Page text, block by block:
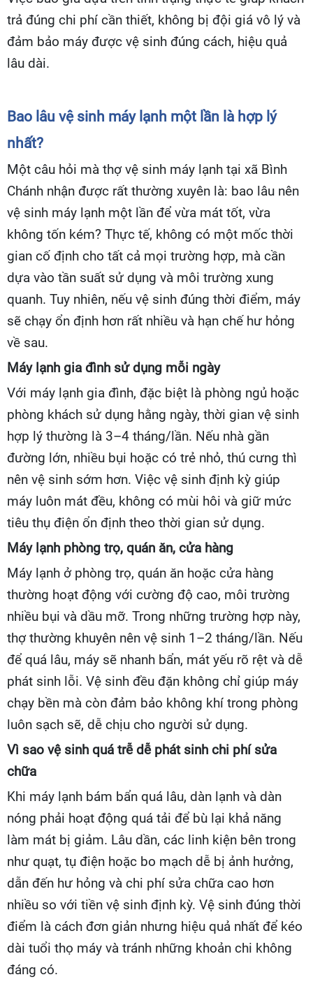
trả đúng chi phí cần thiết, không bị đội giá vô lý và
đảm bảo máy được vệ sinh đúng cách, hiệu quả
lâu dài.
Bao lâu vệ sinh máy lạnh một lần là hợp lý
nhất?
Một câu hỏi mà thợ vệ sinh máy lạnh tại xã Bình
Chánh nhận được rất thường xuyên là: bao lâu nên
vệ sinh máy lạnh một lần để vừa mát tốt, vừa
không tốn kém? Thực tế, không có một mốc thời
gian cố định cho tất cả mọi trường hợp, mà cần
dựa vào tần suất sử dụng và môi trường xung
quanh. Tuy nhiên, nếu vệ sinh đúng thời điểm, máy
sẽ chạy ổn định hơn rất nhiều và hạn chế hư hỏng
về sau.
Máy lạnh gia đình sử dụng mỗi ngày
Với máy lạnh gia đình, đặc biệt là phòng ngủ hoặc
phòng khách sử dụng hằng ngày, thời gian vệ sinh
hợp lý thường là 3–4 tháng/lần. Nếu nhà gần
đường lớn, nhiều bụi hoặc có trẻ nhỏ, thú cưng thì
nên vệ sinh sớm hơn. Việc vệ sinh định kỳ giúp
máy luôn mát đều, không có mùi hôi và giữ mức
tiêu thụ điện ổn định theo thời gian sử dụng.
Máy lạnh phòng trọ, quán ăn, cửa hàng
Máy lạnh ở phòng trọ, quán ăn hoặc cửa hàng
thường hoạt động với cường độ cao, môi trường
nhiều bụi và dầu mỡ. Trong những trường hợp này,
thợ thường khuyên nên vệ sinh 1–2 tháng/lần. Nếu
để quá lâu, máy sẽ nhanh bẩn, mát yếu rõ rệt và dễ
phát sinh lỗi. Vệ sinh đều đặn không chỉ giúp máy
chạy bền mà còn đảm bảo không khí trong phòng
luôn sạch sẽ, dễ chịu cho người sử dụng.
Vì sao vệ sinh quá trễ dễ phát sinh chi phí sửa
chữa
Khi máy lạnh bám bẩn quá lâu, dàn lạnh và dàn
nóng phải hoạt động quá tải để bù lại khả năng
làm mát bị giảm. Lâu dần, các linh kiện bên trong
như quạt, tụ điện hoặc bo mạch dễ bị ảnh hưởng,
dẫn đến hư hỏng và chi phí sửa chữa cao hơn
nhiều so với tiền vệ sinh định kỳ. Vệ sinh đúng thời
điểm là cách đơn giản nhưng hiệu quả nhất để kéo
dài tuổi thọ máy và tránh những khoản chi không
đáng có.